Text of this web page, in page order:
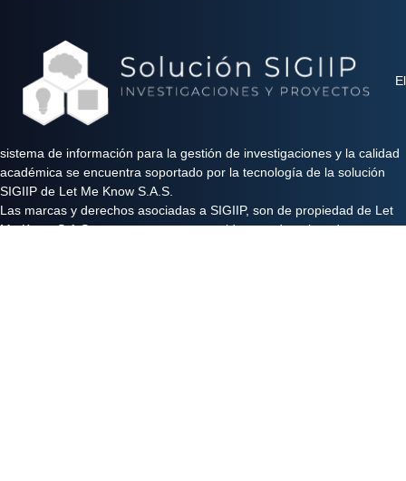
El
sistema de información para la gestión de investigaciones y la calidad
académica se encuentra soportado por la tecnología de la solución
SIGIIP de Let Me Know S.A.S.
Las marcas y derechos asociadas a SIGIIP, son de propiedad de Let
Me Know S.A.S y se encuentran protegidos por derechos de autor e